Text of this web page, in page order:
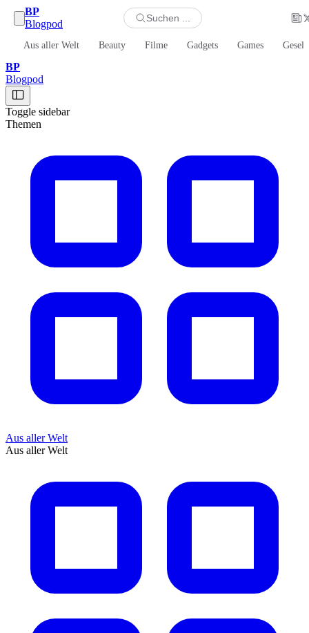
BP
Blogpod
Suchen ...
Aus aller Welt Beauty Filme Gadgets Games
BP
Blogpod
Toggle sidebar
Themen
Aus aller Welt
Aus aller Welt